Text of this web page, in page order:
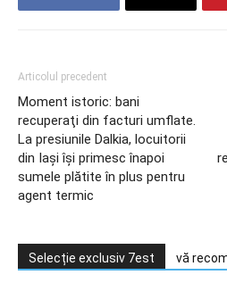
Articolul precedent
Moment istoric: bani
recuperaţi din facturi umflate.
La presiunile Dalkia, locuitorii
din Iaşi îşi primesc înapoi
sumele plătite în plus pentru
agent termic
Selecție exclusiv 7est vă